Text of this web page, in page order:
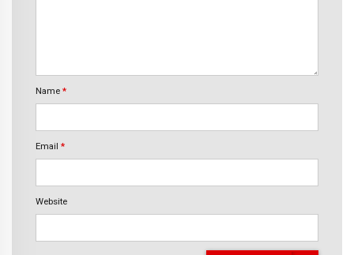
Name *
Email *
Website